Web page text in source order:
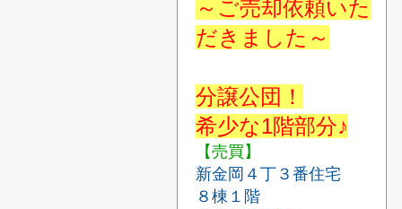
～ご売却依頼いた
だきました～
分譲公団！
希少な1階部分♪
【売買】
新金岡４丁３番住宅
８棟１階